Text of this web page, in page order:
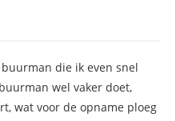
buurman die ik even snel
wel vaker doet,
wat voor de opname ploeg